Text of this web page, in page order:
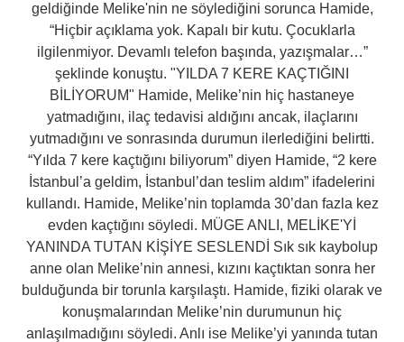
geldiğinde Melike'nin ne söylediğini sorunca Hamide,
“Hiçbir açıklama yok. Kapalı bir kutu. Çocuklarla
ilgilenmiyor. Devamlı telefon başında, yazışmalar…”
şeklinde konuştu. "YILDA 7 KERE KAÇTIĞINI
BİLİYORUM" Hamide, Melike’nin hiç hastaneye
yatmadığını, ilaç tedavisi aldığını ancak, ilaçlarını
yutmadığını ve sonrasında durumun ilerlediğini belirtti.
“Yılda 7 kere kaçtığını biliyorum” diyen Hamide, “2 kere
İstanbul’a geldim, İstanbul’dan teslim aldım” ifadelerini
kullandı. Hamide, Melike’nin toplamda 30’dan fazla kez
evden kaçtığını söyledi. MÜGE ANLI, MELİKE'Yİ
YANINDA TUTAN KİŞİYE SESLENDİ Sık sık kaybolup
anne olan Melike’nin annesi, kızını kaçtıktan sonra her
bulduğunda bir torunla karşılaştı. Hamide, fiziki olarak ve
konuşmalarından Melike’nin durumunun hiç
anlaşılmadığını söyledi. Anlı ise Melike’yi yanında tutan